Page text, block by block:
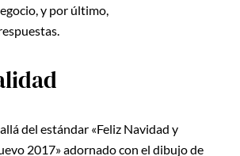
y por último,
del estándar «Feliz Navidad y
2017» adornado con el dibujo de